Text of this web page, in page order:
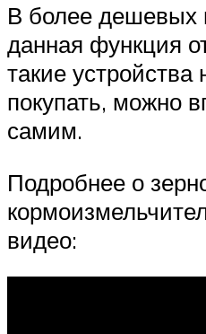
В более дешевых
данная функция
такие устройства
покупать, можно
самим.
Подробнее о
видео: